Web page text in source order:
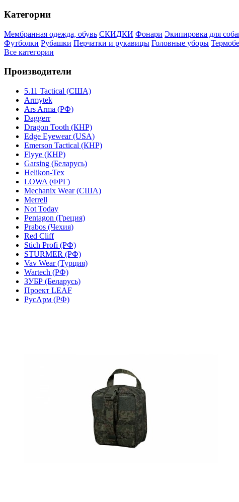
Категории
Мембранная одежда, обувь СКИДКИ Фонари Экипировка для
Футболки Рубашки Перчатки и рукавицы Головные уборы
Все категории
Производители
5.11 Tactical (США)
Armytek
Ars Arma (РФ)
Daggerr
Dragon Tooth (КНР)
Edge Eyewear (USA)
Emerson Tactical (КНР)
Flyye (КНР)
Garsing (Беларусь)
Helikon-Tex
LOWA (ФРГ)
Mechanix Wear (США)
Merrell
Not Today
Pentagon (Греция)
Prabos (Чехия)
Red Cliff
Stich Profi (РФ)
STURMER (РФ)
Vav Wear (Турция)
Wartech (РФ)
ЗУБР (Беларусь)
Проект LEAF
РусАрм (РФ)